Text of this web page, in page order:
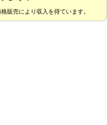
販売により収入を得ています。